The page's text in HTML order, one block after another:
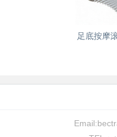
足底按摩
Email: